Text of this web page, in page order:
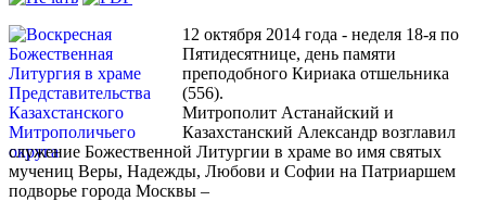
12 октября 2014 года - неделя 18-я по
Пятидесятнице, день памяти
преподобного Кириака отшельника
(556).
Митрополит Астанайский и
Казахстанский Александр возглавил
служение Божественной Литургии в храме во имя святых
мучениц Веры, Надежды, Любови и Софии на Патриаршем
подворье города Москвы –